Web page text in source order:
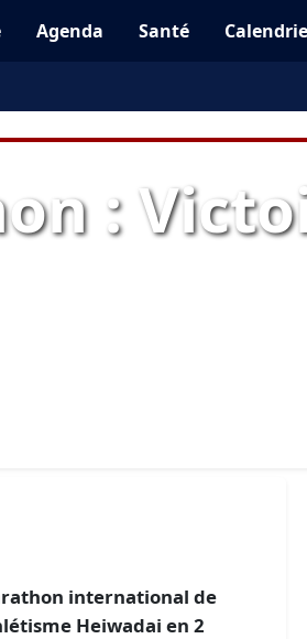
Agenda Santé
:
international de
Heiwadai en 2